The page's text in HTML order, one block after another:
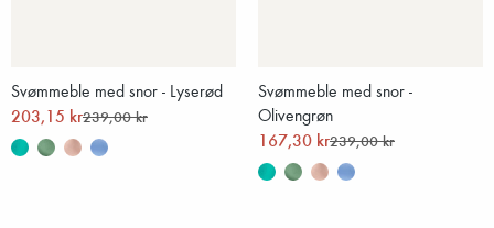
Svømmeble med snor - Lyserød
203,15 kr239,00 kr
Svømmeble med snor -
Olivengrøn
167,30 kr239,00 kr